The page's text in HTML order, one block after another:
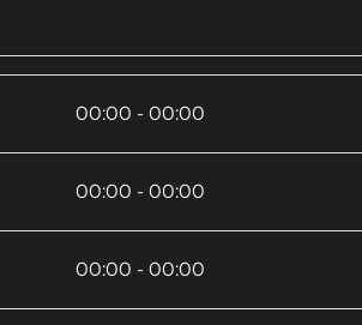
00:00 - 00:00
00:00 - 00:00
00:00 - 00:00